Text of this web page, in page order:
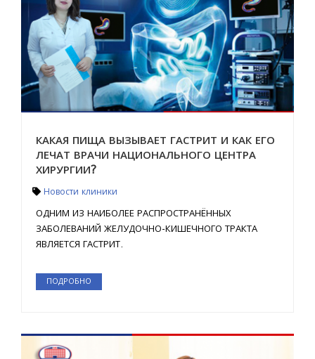
КАКАЯ ПИЩА ВЫЗЫВАЕТ ГАСТРИТ И КАК ЕГО
ЛЕЧАТ ВРАЧИ НАЦИОНАЛЬНОГО ЦЕНТРА
ХИРУРГИИ?
Новости клиники
ОДНИМ ИЗ НАИБОЛЕЕ РАСПРОСТРАНЁННЫХ
ЗАБОЛЕВАНИЙ ЖЕЛУДОЧНО-КИШЕЧНОГО ТРАКТА
ЯВЛЯЕТСЯ ГАСТРИТ.
ПОДРОБНО